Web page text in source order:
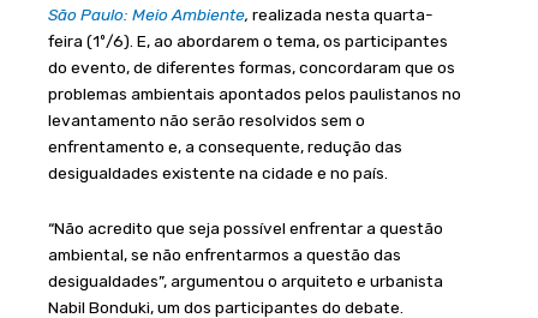
São Paulo: Meio Ambiente, realizada nesta quarta-
feira (1º/6). E, ao abordarem o tema, os participantes
do evento, de diferentes formas, concordaram que os
problemas ambientais apontados pelos paulistanos no
levantamento não serão resolvidos sem o
enfrentamento e, a consequente, redução das
desigualdades existente na cidade e no país.
“Não acredito que seja possível enfrentar a questão
ambiental, se não enfrentarmos a questão das
desigualdades”, argumentou o arquiteto e urbanista
Nabil Bonduki, um dos participantes do debate.